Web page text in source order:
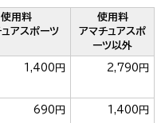
使用料
アスポーツ
使用料
アマチュアスポ
ーツ以外
1,400円 2,790円
690円 1,400円